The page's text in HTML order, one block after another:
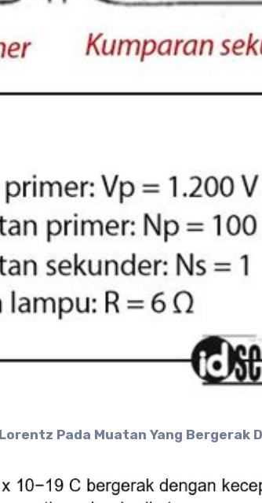
Pada Muatan Yang Bergerak